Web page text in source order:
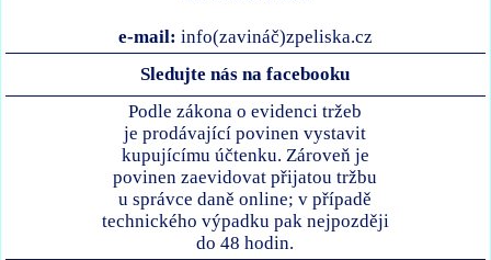
e-mail: info(zavináč)zpeliska.cz
Sledujte nás na facebooku
Podle zákona o evidenci tržeb
je prodávající povinen vystavit
kupujícímu účtenku. Zároveň je
povinen zaevidovat přijatou tržbu
u správce daně online; v případě
technického výpadku pak nejpozději
do 48 hodin.